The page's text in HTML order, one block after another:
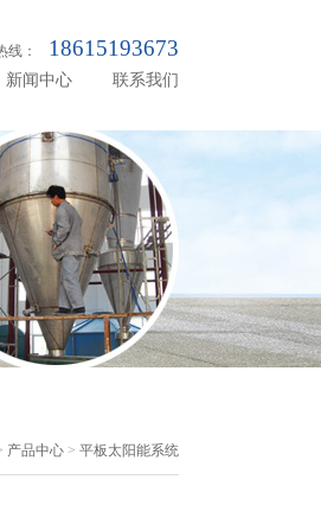
线： 18615193673
新闻中心 联系我们
产品中心 > 平板太阳能系统